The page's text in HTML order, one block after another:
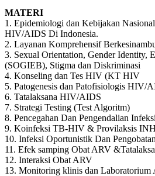
MATERI
1. Epidemiologi dan Kebijakan
HIV/AIDS Di Indonesia.
2. Layanan Komprehensif
3. Sexual Orientation, Gender Identity,
(SOGIEB), Stigma dan Diskriminasi
4. Konseling dan Tes HIV (KT HIV
5. Patogenesis dan Patofisiologis HIV/
6. Tatalaksana HIV/AIDS
7. Strategi Testing (Test Algoritm)
8. Pencegahan Dan Pengendalian
9. Koinfeksi TB-HIV & Provilaksis INH
10. Infeksi Oportunistik Dan
11. Efek samping Obat ARV
12. Interaksi Obat ARV
13. Monitoring klinis dan Laboratorium